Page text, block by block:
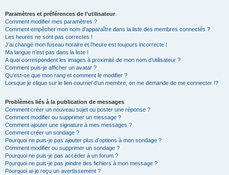
Paramètres et préférences de l’utilisateur
Comment modifier mes paramètres ?
Comment empêcher mon nom d’apparaître dans la liste des membres connectés ?
Les heures ne sont pas correctes !
J’ai changé mon fuseau horaire et l’heure est toujours incorrecte !
Ma langue n’est pas dans la liste !
A quoi correspondent les images à proximité de mon nom d’utilisateur ?
Comment puis-je afficher un avatar ?
Qu’est-ce que mon rang et comment le modifier ?
Lorsque je clique sur le lien courrield’un membre, on me demande de me connecter !?
Problèmes liés à la publication de messages
Comment créer un nouveau sujet ou poster une réponse ?
Comment modifier ou supprimer un message ?
Comment ajouter une signature à mes messages ?
Comment créer un sondage ?
Pourquoi ne puis-je pas ajouter plus d’options à mon sondage ?
Comment modifier ou supprimer un sondage ?
Pourquoi ne puis-je pas accéder à un forum ?
Pourquoi ne puis-je pas joindre des fichiers à mon message ?
Pourquoi ai-je reçu un avertissement ?